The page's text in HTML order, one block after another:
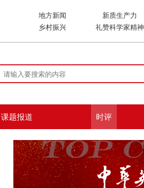
地方新闻
新质生产力
乡村振兴 礼赞科学家精神
课题报道 时评